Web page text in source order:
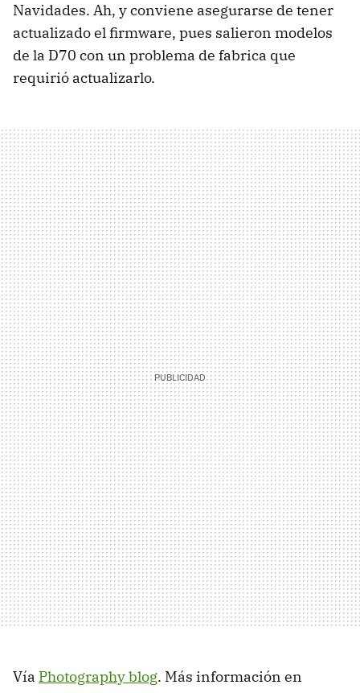
Navidades. Ah, y conviene asegurarse de tener
actualizado el firmware, pues salieron modelos
de la D70 con un problema de fabrica que
requirió actualizarlo.
Vía Photography blog. Más información en